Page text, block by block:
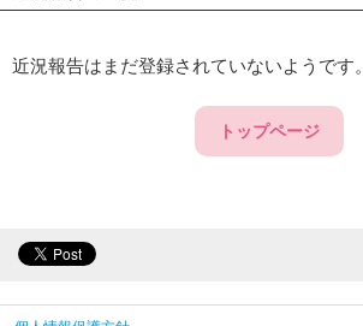
近況報告はまだ登録されていないようです。
トップページ